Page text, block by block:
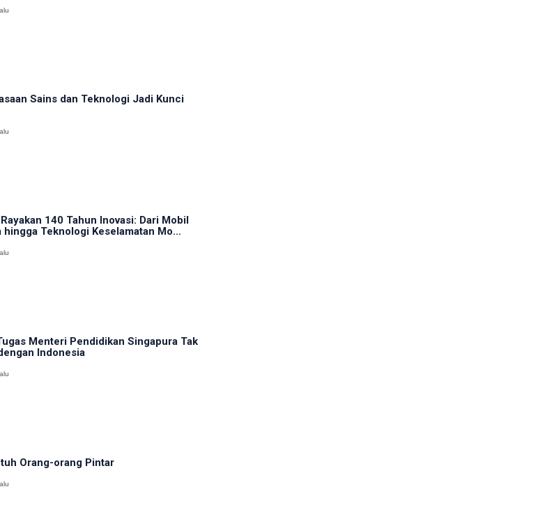
Sains dan Teknologi Jadi Kunci
140 Tahun Inovasi: Dari Mobil
hingga Teknologi Keselamatan Mo...
Menteri Pendidikan Singapura Tak
Indonesia
Orang-orang Pintar